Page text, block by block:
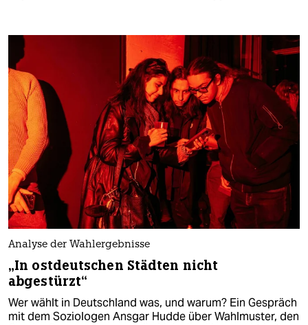
Analyse der Wahlergebnisse
„In ostdeutschen Städten nicht
abgestürzt“
Wer wählt in Deutschland was, und warum? Ein Gespräch
mit dem Soziologen Ansgar Hudde über Wahlmuster, den